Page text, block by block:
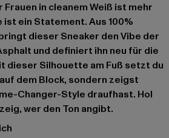
Frauen in cleanem Weiß ist mehr
ist ein Statement. Aus 100%
dieser Sneaker den Vibe der
und definiert ihn neu für die
dieser Silhouette am Fuß setzt du
dem Block, sondern zeigst
Changer-Style draufhast. Hol
wer den Ton angibt.